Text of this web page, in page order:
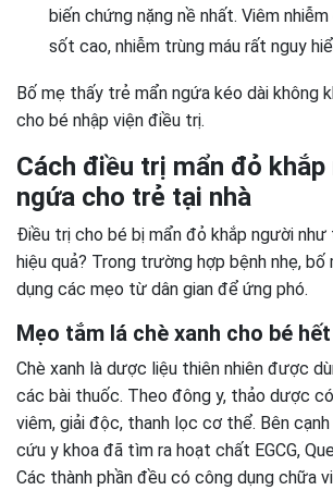
biến chứng nặng nề nhất. Viêm
sốt cao, nhiễm trùng máu rất nguy
Bố mẹ thấy trẻ mẩn ngứa kéo dài không
cho bé nhập viện điều trị.
Cách điều trị mẩn đỏ khắp
ngứa cho trẻ tại nhà
Điều trị cho bé bị mẩn đỏ khắp người như
hiệu quả? Trong trường hợp bệnh nhẹ,
dụng các mẹo từ dân gian để ứng phó.
Mẹo tắm lá chè xanh cho bé
Chè xanh là dược liệu thiên nhiên được
các bài thuốc. Theo đông y, thảo dược
viêm, giải độc, thanh lọc cơ thể. Bên
cứu y khoa đã tìm ra hoạt chất EGCG,
Các thành phần đều có công dụng chữa